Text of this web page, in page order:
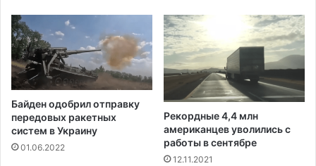
о
р
у
ж
и
я
,
п
о
д
в
н
о
н
е
р
Байден одобрил отправку
передовых ракетных
систем в Украину
01.06.2022
Рекордные 4,4 млн
американцев уволились с
работы в сентябре
12.11.2021